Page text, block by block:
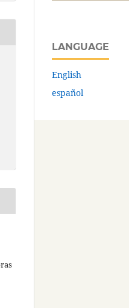
LANGUAGE
English
español